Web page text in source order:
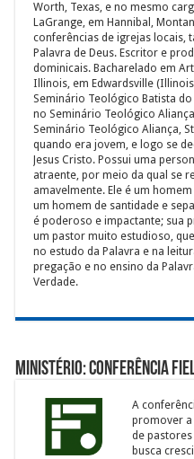
Worth, Texas, e no mesmo
LaGrange, em Hannibal,
conferências de igrejas locais,
Palavra de Deus. Escritor e
dominicais. Bacharelado em
Illinois, em Edwardsville
Seminário Teológico Batista
no Seminário Teológico
Seminário Teológico Aliança,
quando era jovem, e logo se
Jesus Cristo. Possui uma
atraente, por meio da qual se
amavelmente. Ele é um
um homem de santidade e
é poderoso e impactante; sua
um pastor muito estudioso,
no estudo da Palavra e na
pregação e no ensino da
Verdade.
Ministério: Conferência
A
promover a
de
busca